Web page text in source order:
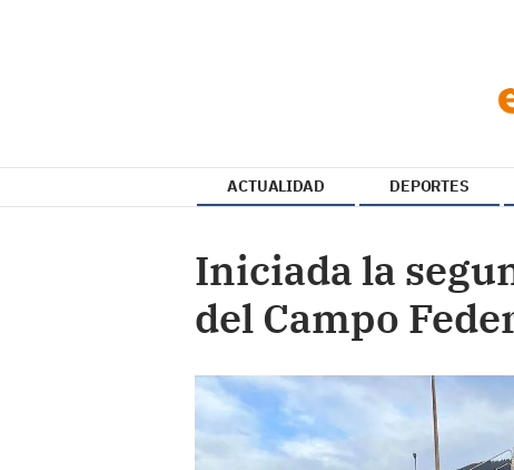
ACTUALIDAD DEPORTES
Iniciada la
del Campo